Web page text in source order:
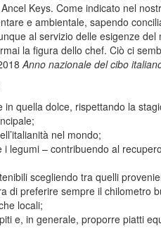
Keys. Come indicato nel
e ambientale, sapendo
al servizio delle esigenze
la figura dello chef. Ciò ci
Anno nazionale del cibo
quella dolce, rispettando la
nel mondo;
legumi – contribuendo al
scegliendo tra quelli
di preferire sempre il chilometro
locali;
e, in generale, proporre piatti